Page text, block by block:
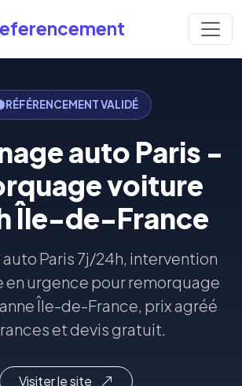
RÉFÉRENCEMENT VALIDÉ
auto Paris -
voiture
Île-de-France
Paris 7j/24h, intervention
en urgence pour remorquage
Île-de-France, prix agréé
et devis gratuit.
Visiter le site